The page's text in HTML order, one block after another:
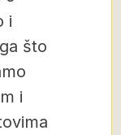
i
što
i